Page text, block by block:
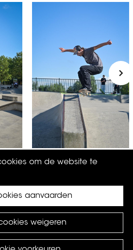
om de website te
weigeren
aanvaarden